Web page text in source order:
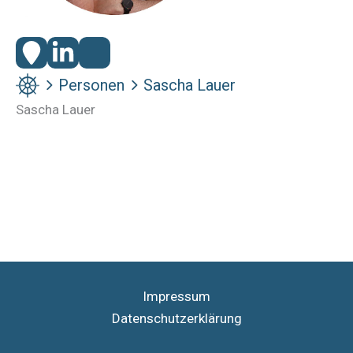
Personen Sascha Lauer
Sascha Lauer
Impressum
Datenschutzerklärung